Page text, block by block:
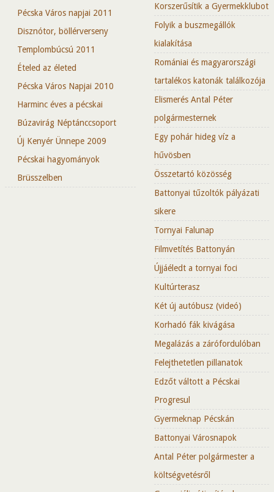
Pécska Város napjai 2011
Disznótor, böllérverseny
Templombúcsú 2011
Ételed az életed
Pécska Város Napjai 2010
Harminc éves a pécskai
Búzavirág Néptánccsoport
Új Kenyér Ünnepe 2009
Pécskai hagyományok
Brüsszelben
Korszerűsítik a Gyermekklubot
Folyik a buszmegállók
kialakítása
Romániai és magyarországi
tartalékos katonák találkozója
Elismerés Antal Péter
polgármesternek
Egy pohár hideg víz a
hűvösben
Összetartó közösség
Battonyai tűzoltók pályázati
sikere
Tornyai Falunap
Filmvetítés Battonyán
Újjáéledt a tornyai foci
Kultúrterasz
Két új autóbusz (videó)
Korhadó fák kivágása
Megalázás a zárófordulóban
Felejthetetlen pillanatok
Edzőt váltott a Pécskai
Progresul
Gyermeknap Pécskán
Battonyai Városnapok
Antal Péter polgármester a
költségvetésről